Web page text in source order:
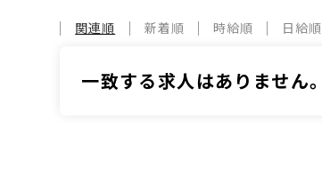
関連順 新着順 時給順 日給順
一致する求人はありません。